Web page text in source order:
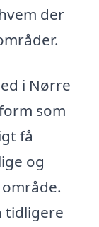
der
i Nørre
som
få
og
tidligere